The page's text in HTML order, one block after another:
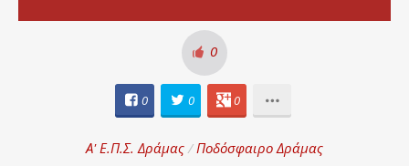
0
0 0 0
Α' Ε.Π.Σ. Δράμας / Ποδόσφαιρο Δράμας